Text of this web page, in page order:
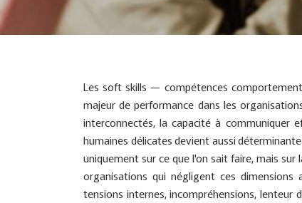
Les soft skills — compétences
majeur de performance dans les
interconnectés, la capacité à communiquer
humaines délicates devient aussi
uniquement sur ce que l'on sait faire, mais
organisations qui négligent ces
tensions internes, incompréhensions,